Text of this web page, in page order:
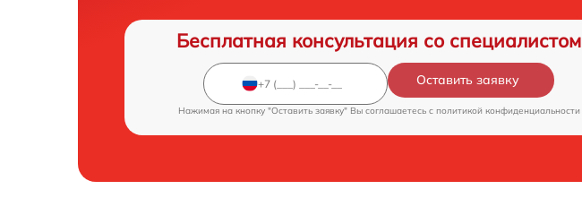
Бесплатная консультация со специалистом
Оставить заявку
Нажимая на кнопку "Оставить заявку" Вы соглашаетесь c политикой конфиденциальности